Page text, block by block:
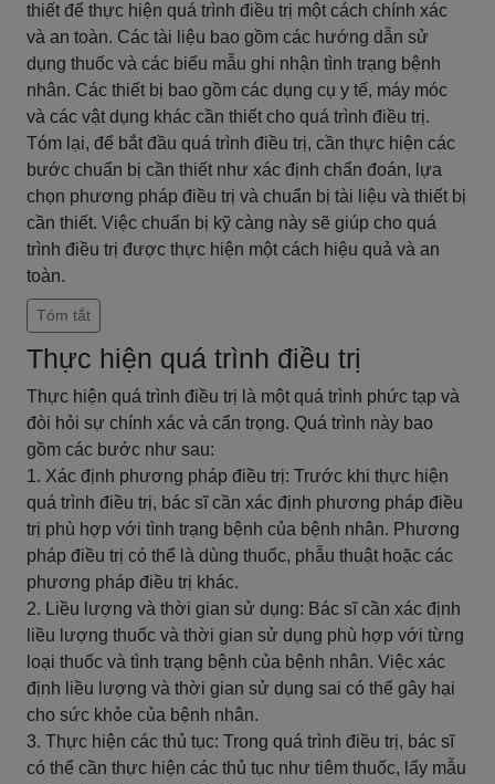
thiết để thực hiện quá trình điều trị một cách chính xác
và an toàn. Các tài liệu bao gồm các hướng dẫn sử
dụng thuốc và các biểu mẫu ghi nhận tình trạng bệnh
nhân. Các thiết bị bao gồm các dụng cụ y tế, máy móc
và các vật dụng khác cần thiết cho quá trình điều trị.
Tóm lại, để bắt đầu quá trình điều trị, cần thực hiện các
bước chuẩn bị cần thiết như xác định chẩn đoán, lựa
chọn phương pháp điều trị và chuẩn bị tài liệu và thiết bị
cần thiết. Việc chuẩn bị kỹ càng này sẽ giúp cho quá
trình điều trị được thực hiện một cách hiệu quả và an
toàn.
Tóm tắt
Thực hiện quá trình điều trị
Thực hiện quá trình điều trị là một quá trình phức tạp và
đòi hỏi sự chính xác và cẩn trọng. Quá trình này bao
gồm các bước như sau:
1. Xác định phương pháp điều trị: Trước khi thực hiện
quá trình điều trị, bác sĩ cần xác định phương pháp điều
trị phù hợp với tình trạng bệnh của bệnh nhân. Phương
pháp điều trị có thể là dùng thuốc, phẫu thuật hoặc các
phương pháp điều trị khác.
2. Liều lượng và thời gian sử dụng: Bác sĩ cần xác định
liều lượng thuốc và thời gian sử dụng phù hợp với từng
loại thuốc và tình trạng bệnh của bệnh nhân. Việc xác
định liều lượng và thời gian sử dụng sai có thể gây hại
cho sức khỏe của bệnh nhân.
3. Thực hiện các thủ tục: Trong quá trình điều trị, bác sĩ
có thể cần thực hiện các thủ tục như tiêm thuốc, lấy mẫu